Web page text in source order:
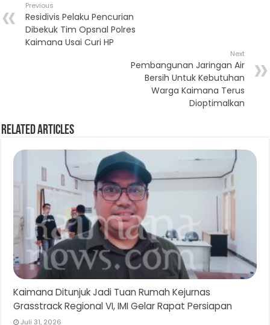
Previous
Residivis Pelaku Pencurian
Dibekuk Tim Opsnal Polres
Kaimana Usai Curi HP
Next
Pembangunan Jaringan Air
Bersih Untuk Kebutuhan
Warga Kaimana Terus
Dioptimalkan
Related Articles
Kaimana Ditunjuk Jadi Tuan Rumah Kejurnas
Grasstrack Regional VI, IMI Gelar Rapat Persiapan
Juli 31, 2026